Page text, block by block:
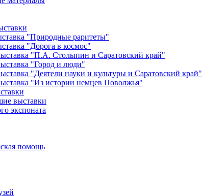
"Природные раритеты"
"Дорога в космос"
"П.А. Столыпин и Саратовский край"
"Город и люди"
"Деятели науки и культуры и Саратовский край"
"Из истории немцев Поволжья"
выставки
экспоната
помощь